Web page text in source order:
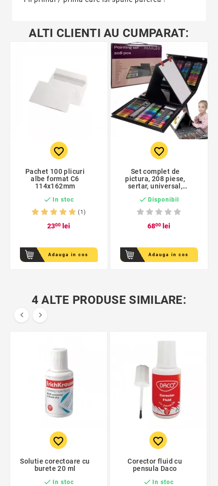
ALTI CLIENTI AU CUMPARAT:
favorite_border
Pachet 100 plicuri
albe format C6
114x162mm
 In stoc
(1)
2300 lei
Adauga in cos
favorite_border
Set complet de
pictura, 208 piese,
sertar, universal,
41x103 cm, plastic,
negru
 Disponibil
6800 lei
Adauga in cos
4 ALTE PRODUSE SIMILARE:
 
favorite_border
Solutie corectoare cu
burete 20 ml
 In stoc
favorite_border
Corector fluid cu
pensula Daco
 In stoc